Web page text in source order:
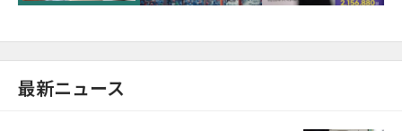
最新ニュース